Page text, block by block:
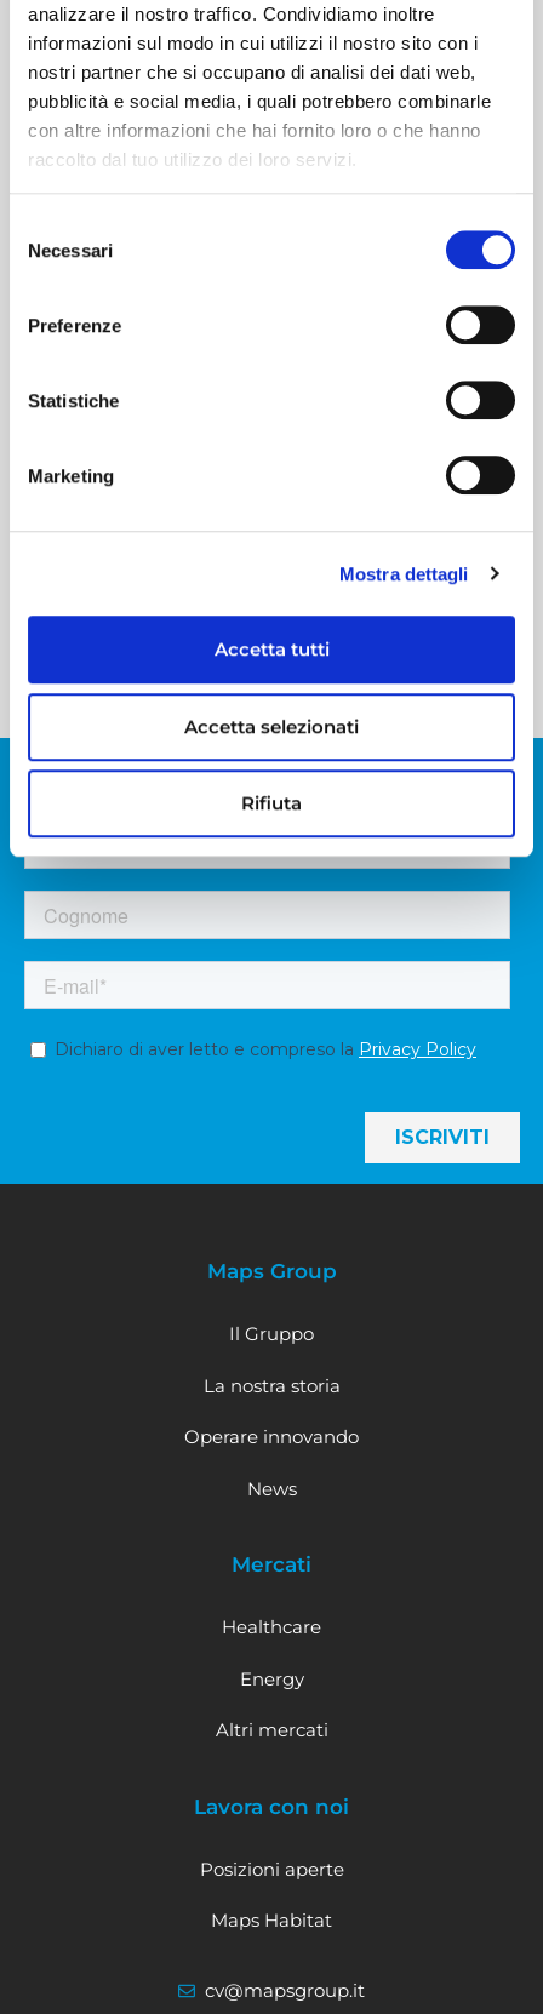
analizzare il nostro traffico. Condividiamo inoltre
informazioni sul modo in cui utilizzi il nostro sito con i
nostri partner che si occupano di analisi dei dati web,
pubblicità e social media, i quali potrebbero combinarle
con altre informazioni che hai fornito loro o che hanno
raccolto dal tuo utilizzo dei loro servizi.
delNecessari
Preferenze
Statistiche
Marketing
Mostra dettagli
Accetta tutti
Accetta selezionati
Rifiuta
Dichiaro di aver letto e compreso laPrivacy
INVIA MESSAGGIO
ISCRIVITI ALLA NEWSLETTER
Maps Group
Il Gruppo
La nostra storia
Operare innovando
News
Mercati
Healthcare
Energy
Altri mercati
Lavora con noi
Posizioni aperte
Maps Habitat
cv@mapsgroup.it